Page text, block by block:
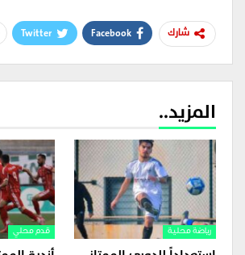
شارك Facebook
Twitter
المزيد..
رياضة محلية قدم محلي